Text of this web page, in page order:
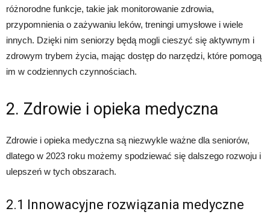
różnorodne funkcje, takie jak monitorowanie zdrowia,
przypomnienia o zażywaniu leków, treningi umysłowe i wiele
innych. Dzięki nim seniorzy będą mogli cieszyć się aktywnym i
zdrowym trybem życia, mając dostęp do narzędzi, które pomogą
im w codziennych czynnościach.
2. Zdrowie i opieka medyczna
Zdrowie i opieka medyczna są niezwykle ważne dla seniorów,
dlatego w 2023 roku możemy spodziewać się dalszego rozwoju i
ulepszeń w tych obszarach.
2.1 Innowacyjne rozwiązania medyczne